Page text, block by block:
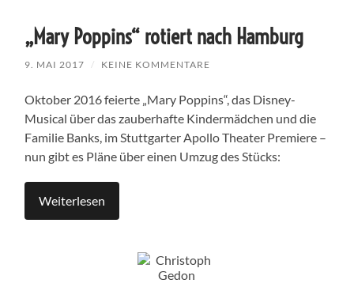
„Mary Poppins“ rotiert nach Hamburg
9. MAI 2017 / KEINE KOMMENTARE
Oktober 2016 feierte „Mary Poppins“, das Disney-
Musical über das zauberhafte Kindermädchen und die
Familie Banks, im Stuttgarter Apollo Theater Premiere –
nun gibt es Pläne über einen Umzug des Stücks:
Weiterlesen